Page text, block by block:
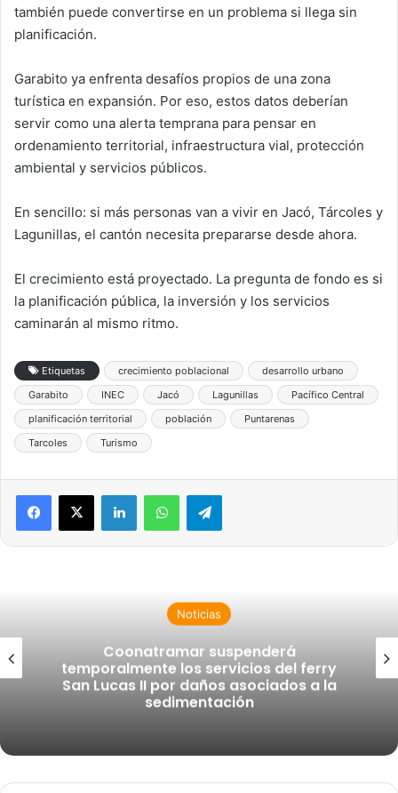
también puede convertirse en un problema si llega sin
planificación.
Garabito ya enfrenta desafíos propios de una zona
turística en expansión. Por eso, estos datos deberían
servir como una alerta temprana para pensar en
ordenamiento territorial, infraestructura vial, protección
ambiental y servicios públicos.
En sencillo: si más personas van a vivir en Jacó, Tárcoles y
Lagunillas, el cantón necesita prepararse desde ahora.
El crecimiento está proyectado. La pregunta de fondo es si
la planificación pública, la inversión y los servicios
caminarán al mismo ritmo.
Etiquetas crecimiento poblacional
desarrollo urbano
Garabito
INEC Jacó Lagunillas
Pacífico Central
planificación territorial
población
Puntarenas
Tarcoles
Turismo
LinkedInWhatsAppTelegram
Noticias
Coonatramar suspenderá
temporalmente los servicios del ferry
San Lucas II por daños asociados a la
sedimentación